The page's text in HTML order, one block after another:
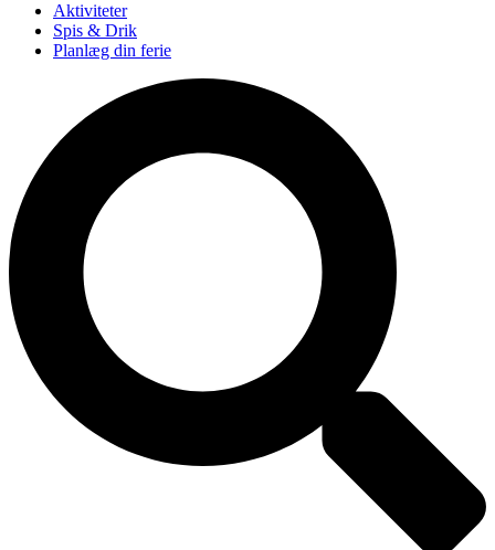
Aktiviteter
Spis & Drik
Planlæg din ferie